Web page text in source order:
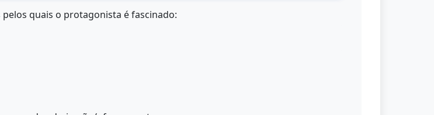
quais o protagonista é fascinado: